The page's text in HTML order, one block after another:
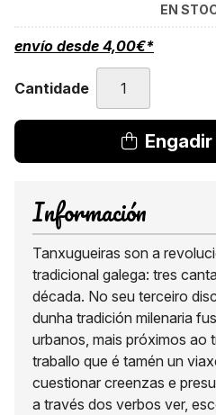
EN
envío desde 4,00€*
Cantidade
Información
Tanxugueiras son a
tradicional galega: tres
década. No seu terceiro
dunha tradición milenaria
urbanos, mais próximos ao
traballo que é tamén un
cuestionar creenzas e
a través dos verbos ver,